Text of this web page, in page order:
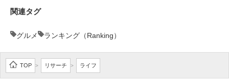
関連タグ
グルメ ランキング（Ranking）
TOP > リサーチ > ライフ